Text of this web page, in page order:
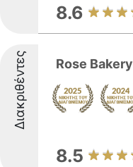
8.6
Διακριθέντες Rose Bakery
8.5